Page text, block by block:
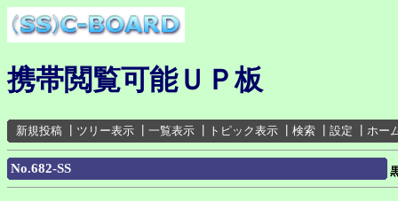
携帯閲覧可能ＵＰ板
新規投稿 ツリー表示 一覧表示 トピック表示 検索 設定 ホー
No.682-SS